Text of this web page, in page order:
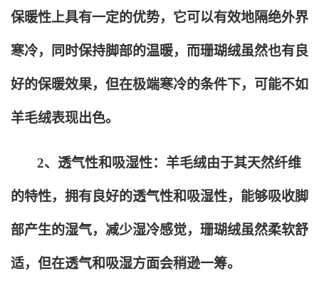
保暖性上具有一定的优势，它可以有效地隔绝外界
寒冷，同时保持脚部的温暖，而珊瑚绒虽然也有良
好的保暖效果，但在极端寒冷的条件下，可能不如
羊毛绒表现出色。
2、透气性和吸湿性：羊毛绒由于其天然纤维
的特性，拥有良好的透气性和吸湿性，能够吸收脚
部产生的湿气，减少湿冷感觉，珊瑚绒虽然柔软舒
适，但在透气和吸湿方面会稍逊一筹。